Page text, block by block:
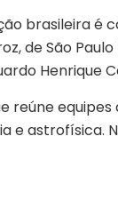
brasileira
de São
Henrique
reúne
e astrofísica.